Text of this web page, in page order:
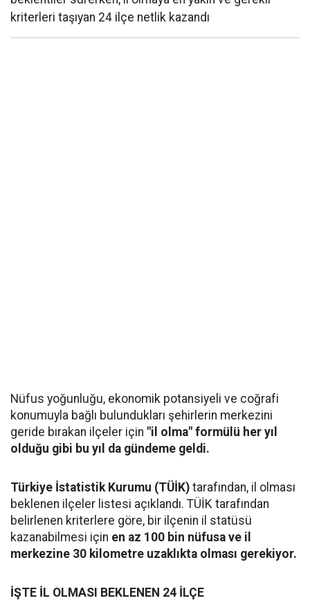
kriterleri taşıyan 24 ilçe netlik kazandı
Nüfus yoğunluğu, ekonomik potansiyeli ve coğrafi
konumuyla bağlı bulundukları şehirlerin merkezini
geride bırakan ilçeler için "il olma" formülü her yıl
olduğu gibi bu yıl da gündeme geldi.
Türkiye İstatistik Kurumu (TÜİK) tarafından, il olması
beklenen ilçeler listesi açıklandı. TÜİK tarafından
belirlenen kriterlere göre, bir ilçenin il statüsü
kazanabilmesi için en az 100 bin nüfusa ve il
merkezine 30 kilometre uzaklıkta olması gerekiyor.
İŞTE İL OLMASI BEKLENEN 24 İLÇE